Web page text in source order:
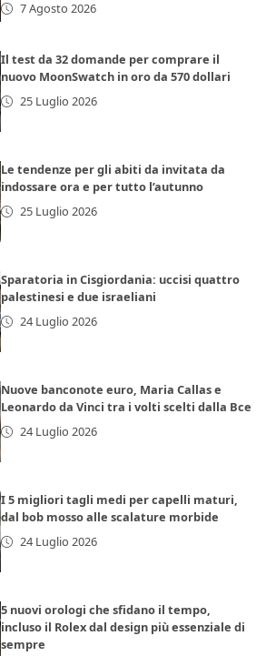
7 Agosto 2026
Il test da 32 domande per comprare il
nuovo MoonSwatch in oro da 570 dollari
25 Luglio 2026
Le tendenze per gli abiti da invitata da
indossare ora e per tutto l’autunno
25 Luglio 2026
Sparatoria in Cisgiordania: uccisi quattro
palestinesi e due israeliani
24 Luglio 2026
Nuove banconote euro, Maria Callas e
Leonardo da Vinci tra i volti scelti dalla Bce
24 Luglio 2026
I 5 migliori tagli medi per capelli maturi,
dal bob mosso alle scalature morbide
24 Luglio 2026
5 nuovi orologi che sfidano il tempo,
incluso il Rolex dal design più essenziale di
sempre